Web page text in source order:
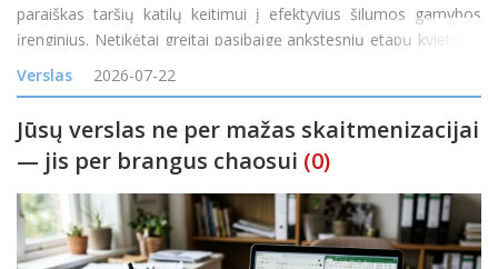
paraiškas taršių katilų keitimui į efektyvius šilumos gamybos
įrenginius. Netikėtai greitai pasibaigę ankstesnių etapų kvietimai
rodo itin didelį gyventojų susidomėjimą naujais ir efektyviais
Verslas 2026-07-22
Jūsų verslas ne per mažas skaitmenizacijai
— jis per brangus chaosui (0)